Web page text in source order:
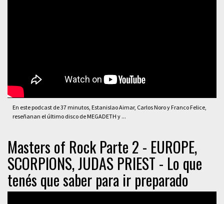
En este podcast de 37 minutos, Estanislao Aimar, Carlos Noro y Franco Felice,
reseñanan el último disco de MEGADETH y ...
Masters of Rock Parte 2 - EUROPE,
SCORPIONS, JUDAS PRIEST - Lo que
tenés que saber para ir preparado